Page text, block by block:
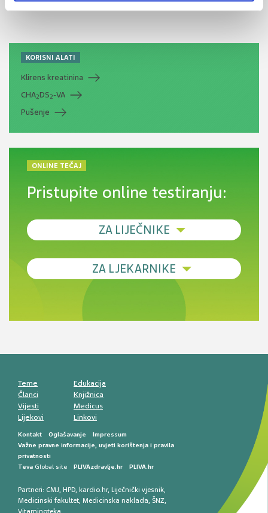
KORISNI ALATI
Klirens kreatinina
CHA2DS2-VA
Pušenje
ONLINE TEČAJ
Pristupite online testiranju:
ZA LIJEČNIKE
Debljina - od prevencije do personalizirane
Novi pogled na migrenu: komorbiditeti, spolne
razlike i nove terapije
smetnji do rane onkološke dijagnostike
ZA LJEKARNIKE
Antikoagulansi u ljekarničkoj praksi –
Teme
Članci
Vijesti
Lijekovi
Edukacija
Knjižnica
Medicus
Linkovi
Kontakt Oglašavanje
Impressum
Važne pravne informacije, uvjeti korištenja i pravila
privatnosti
Teva Global site PLIVAzdravlje.hr PLIVA.hr
Partneri: CMJ, HPD, kardio.hr, Liječnički vjesnik,
Medicinski fakultet, Medicinska naklada, ŠNZ,